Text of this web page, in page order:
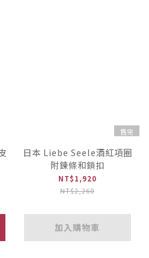
售完
日本 Liebe Seele酒紅項圈
附鍊條和鎖扣
NT$1,920
NT$2,260
加入購物車